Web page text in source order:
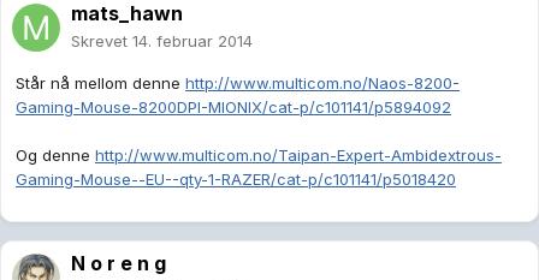
mats_hawn
Skrevet 14. februar 2014
Står nå mellom denne http://www.multicom.no/Naos-8200-
Gaming-Mouse-8200DPI-MIONIX/cat-p/c101141/p5894092
Og denne http://www.multicom.no/Taipan-Expert-Ambidextrous-
Gaming-Mouse--EU--qty-1-RAZER/cat-p/c101141/p5018420
N o r e n g